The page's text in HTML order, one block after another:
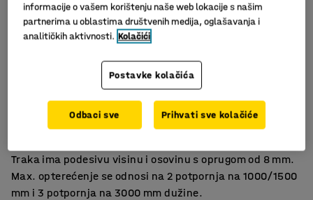
Za lagana/srednje teška opterećenja
Izdržljivi PVC valjci
Tekuća traka prikladna za rukovanje laganim do srednje
Traka ima podesivu visinu i osovinu s oprugom od 8 mm.
Max. opterećenje se odnosi na 2 potpornja na 1000/1500
mm i 3 potpornja na 3000 mm dužine.
informacije o vašem korištenju naše web lokacije s našim
partnerima u oblastima društvenih medija, oglašavanja i
analitičkih aktivnosti. Kolačići
Postavke kolačića
Odbaci sve Prihvati sve kolačiće